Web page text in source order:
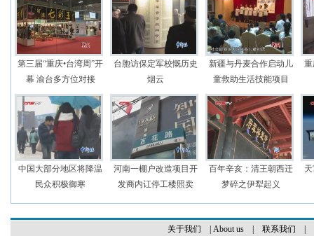
第三届“重庆•台湾周”开
幕 渝台多方位对接
台胞访保定军校慨历史
烟云
新疆与丹麦合作启动儿
童救助生活技能项目
重
中国大部分地区将降温
民众积极御寒
河南一棚户改造项目开
发商内讧停工楼照卖
百年辛亥：清王朝西迁
梦碎之伊犁起义
关于我们 About us| 联系我们